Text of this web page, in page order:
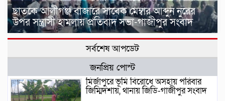
ছাতকে আলীগঞ্জ বাজারে সাবেক মেম্বার আব্দুন নুরের
উপর সন্ত্রাসী হামলায় প্রতিবাদ সভা-গাজীপুর সংবাদ
সর্বশেষ আপডেট
জনপ্রিয় পোস্ট
মির্জাপুরে ভূমি বিরোধে অসহায় পরিবার
জিম্মিদশায়, থানায় জিডি-গাজীপুর সংবাদ